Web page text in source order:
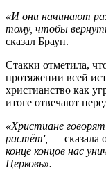
«И они начинают
тому, чтобы
сказал Браун.
Стакки отметила,
протяжении всей
христианство как
итоге отвечают
«Христиане
растёт', — сказала
конце концов нас
Церковь».